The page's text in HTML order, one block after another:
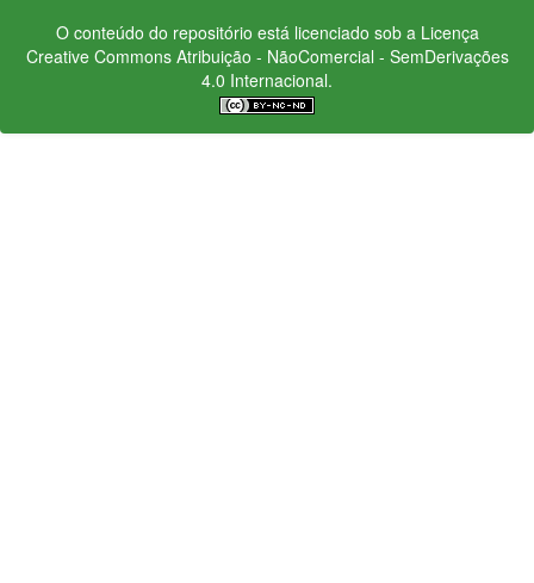
O conteúdo do repositório está licenciado sob a Licença
Creative CommonsAtribuição - NãoComercial - SemDerivações
4.0 Internacional.